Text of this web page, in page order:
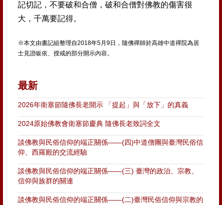
記切記，不要破和合僧，破和合僧對佛教的傷害很
大，千萬要記得。
※本文由書記組整理自2018年5月9日，隨佛禪師於高雄中道禪院為居
士見證皈依、授戒的部分開示內容。
最新
2026年衛塞節隨佛長老開示 「提起」與「放下」的真義
2024原始佛教會衛塞節慶典 隨佛長老致詞全文
談佛教與民俗信仰的端正關係——(四)中道僧團與臺灣民俗信
仰、西羅殿的交流經驗
談佛教與民俗信仰的端正關係——(三) 臺灣的政治、宗教、
信仰與族群的關連
談佛教與民俗信仰的端正關係——(二)臺灣民俗信仰與宗教的